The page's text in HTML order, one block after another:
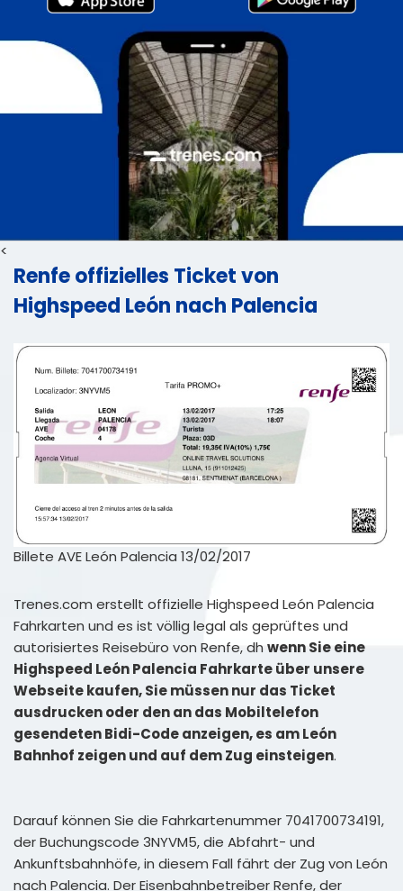
<
Renfe offizielles Ticket von
Highspeed León nach Palencia
Billete AVE León Palencia 13/02/2017
Trenes.com erstellt offizielle Highspeed León Palencia
Fahrkarten und es ist völlig legal als geprüftes und
autorisiertes Reisebüro von Renfe, dhwenn Sie eine
Highspeed León Palencia Fahrkarte über unsere
Webseite kaufen, Sie müssen nur das Ticket
ausdrucken oder den an das Mobiltelefon
gesendeten Bidi-Code anzeigen, es am León
Bahnhof zeigen und auf dem Zug einsteigen.
Darauf können Sie die Fahrkartenummer 7041700734191,
der Buchungscode 3NYVM5, die Abfahrt- und
Ankunftsbahnhöfe, in diesem Fall fährt der Zug von León
nach Palencia. Der Eisenbahnbetreiber Renfe, der